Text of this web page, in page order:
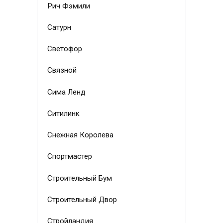
Рич Фэмили
Сатурн
Светофор
Связной
Сима Ленд
Ситилинк
Снежная Королева
Спортмастер
Строительный Бум
Строительный Двор
Стройландия